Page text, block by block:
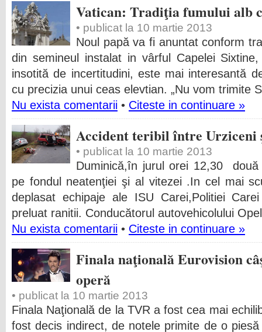
Vatican: Tradiţia fumului alb
• publicat la 10 martie 2013
Noul papă va fi anuntat conform
din semineul instalat in vârful Capelei
insotită de incertitudini, este mai interesantă
cu precizia unui ceas elevtian. „Nu vom trimite
Nu exista comentarii • Citeste in continuare »
Accident teribil între Urziceni
• publicat la 10 martie 2013
Duminică,în jurul orei 12,30
pe fondul neatenţiei şi al vitezei .In cel mai
deplasat echipaje ale ISU Carei,Politiei
preluat ranitii. Conducătorul autovehicolului
Nu exista comentarii • Citeste in continuare »
Finala naţională Eurovision
operă
• publicat la 10 martie 2013
Finala Naţională de la TVR a fost cea mai
fost decis indirect, de notele primite de o